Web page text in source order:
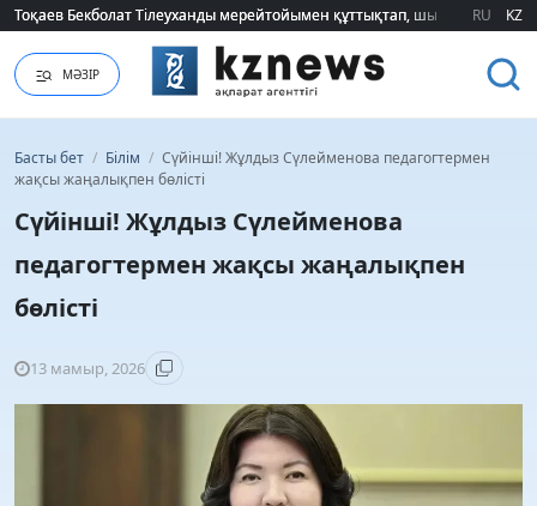
Тоқаев Бекболат Тілеуханды мерейтойымен құттықтап, шығармашылық
Тоқаев Бекболат Тілеуханды мерейтойымен құттықтап, шығармашылық
RU KZ
МӘЗІР
Басты бет / Білім / Сүйінші! Жұлдыз Сүлейменова педагогтермен
жақсы жаңалықпен бөлісті
Сүйінші! Жұлдыз Сүлейменова
педагогтермен жақсы жаңалықпен
бөлісті
13 мамыр, 2026